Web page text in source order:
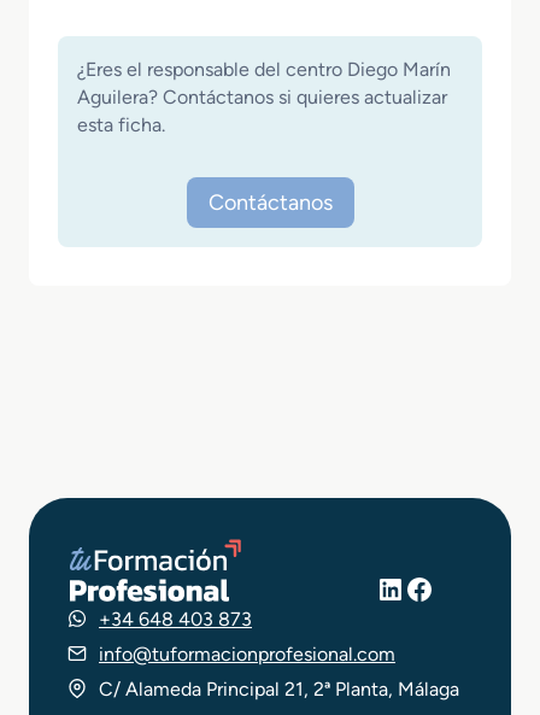
¿Eres el responsable del centro Diego Marín
Aguilera? Contáctanos si quieres actualizar
esta ficha.
Contáctanos
LinkedIn
Facebook
+34 648 403 873
info@tuformacionprofesional.com
C/ Alameda Principal 21, 2ª Planta, Málaga